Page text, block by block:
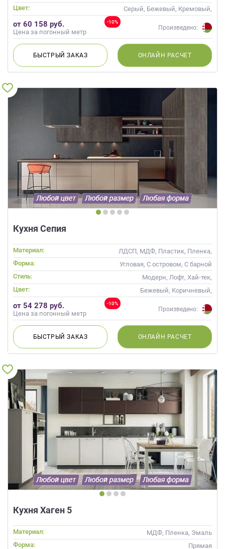
Неоклассика, Современные
Цвет:
Серый, Бежевый, Кремовый,
Коричневый, Капучино
-10%
от 60 158 руб.
Цена за погонный метр
Произведено:
БЫСТРЫЙЗАКАЗ ОНЛАЙН РАСЧЕТ
Кухня Сепия
Материал:
ЛДСП, МДФ, Пластик, Пленка,
Alvic / УФ лак, Стекло
Форма:
Угловая, С островом, С барной
стойкой
Стиль:
Модерн, Лофт, Хай-тек,
Современные
Цвет:
Бежевый, Коричневый,
Капучино
-10%
от 54 278 руб.
Цена за погонный метр
Произведено:
БЫСТРЫЙЗАКАЗ ОНЛАЙН РАСЧЕТ
Кухня Хаген 5
Материал:
МДФ, Пленка, Эмаль
Форма:
Прямая